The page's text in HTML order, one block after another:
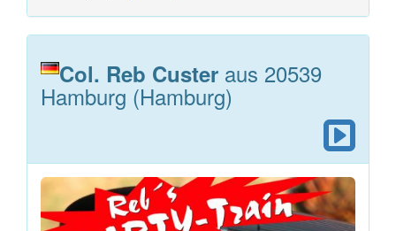
Col. Reb Custer aus 20539
Hamburg (Hamburg)